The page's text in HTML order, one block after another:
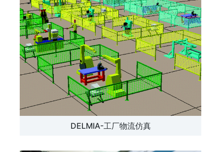
DELMIA-工厂物流仿真